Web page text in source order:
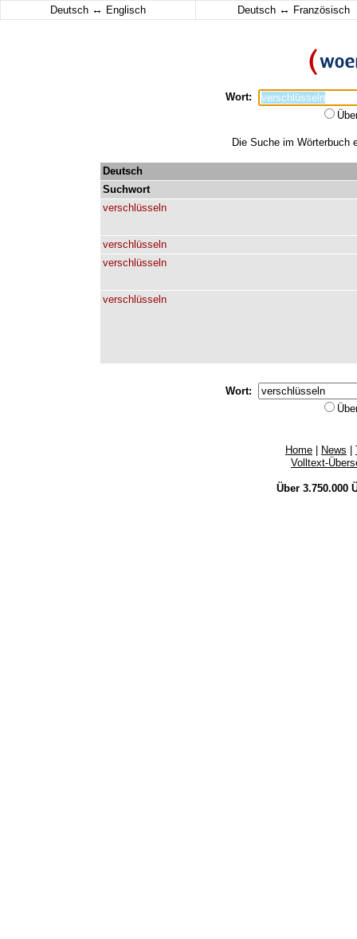
Deutsch ↔ Englisch Deutsch ↔ Französisch
Wort:
Die Suche im Wörterbuch
Deutsch
Suchwort
verschlüsseln
verschlüsseln
verschlüsseln
verschlüsseln
Wort:
Home News
Volltext-
Über 3.750.000